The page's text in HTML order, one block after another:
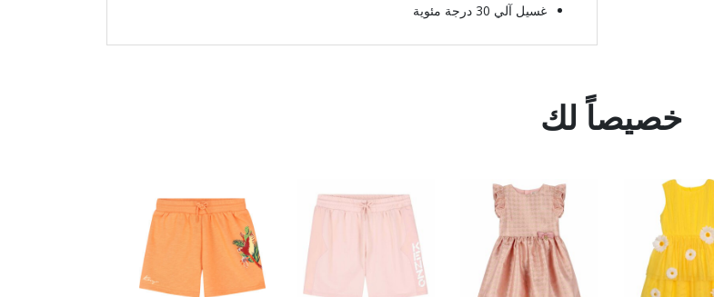
غسيل آلي 30 درجة مئوية
خصيصاً لك